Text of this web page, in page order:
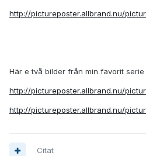
http://pictureposter.allbrand.nu/pictur
Här e två bilder från min favorit serie
http://pictureposter.allbrand.nu/
http://pictureposter.allbrand.nu/
Citat